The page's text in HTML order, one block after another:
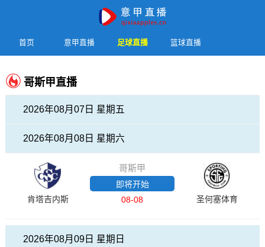
首页 意甲直播 足球直播 篮球直播
哥斯甲直播
2026年08月07日 星期五
2026年08月08日 星期六
肯塔吉内斯
哥斯甲
即将开始
08-08
圣何塞体育
2026年08月09日 星期日